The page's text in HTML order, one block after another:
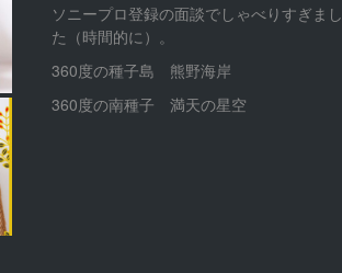
ソニープロ登録の面談でしゃべりすぎまし
た（時間的に）。
360度の種子島 熊野海岸
360度の南種子 満天の星空